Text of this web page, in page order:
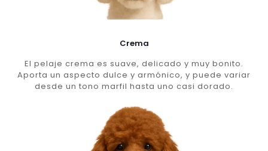
Crema
El pelaje crema es suave, delicado y muy bonito.
Aporta un aspecto dulce y armónico, y puede variar
desde un tono marfil hasta uno casi dorado.